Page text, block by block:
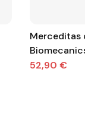
Merceditas
52,90 €